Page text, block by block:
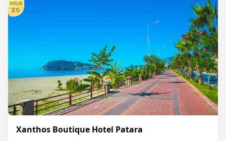
Xanthos Boutique Hotel Patara